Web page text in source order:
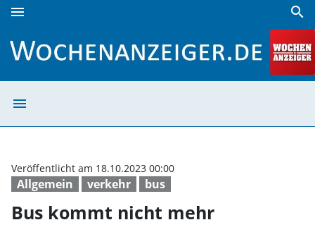
menu search
menu
Allgemein verkehr bus
Veröffentlicht am 18.10.2023 00:00
Bus kommt nicht mehr